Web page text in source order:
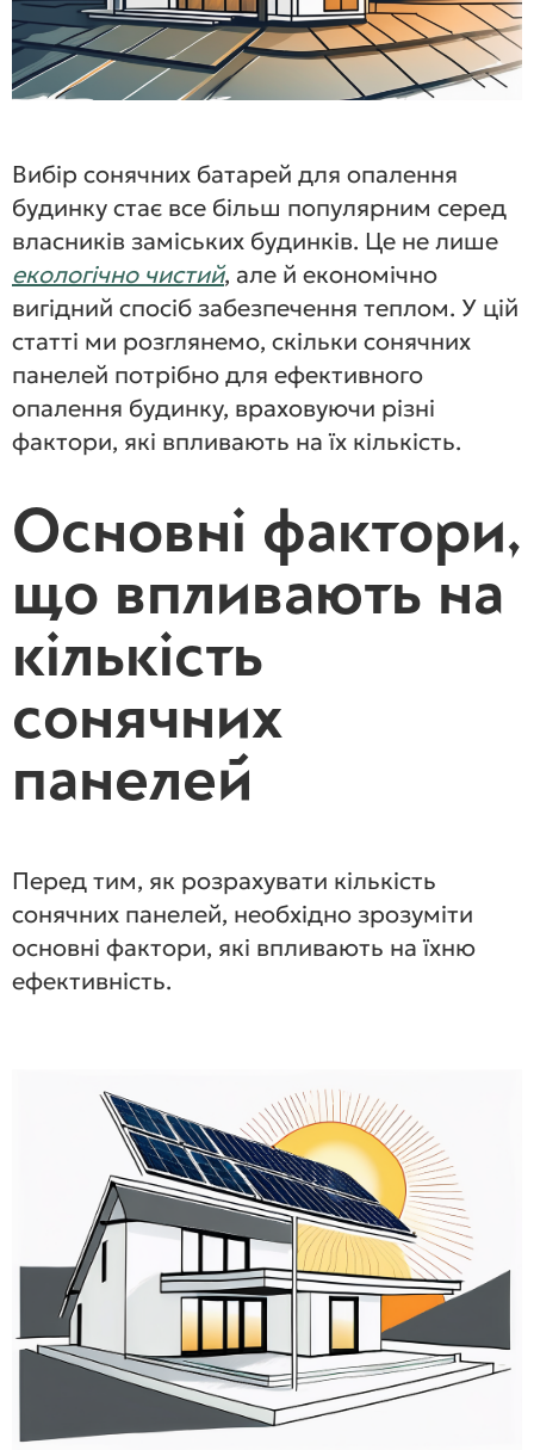
Вибір сонячних батарей для опалення
будинку стає все більш популярним серед
власників заміських будинків. Це не лише
екологічно чистий, але й економічно
вигідний спосіб забезпечення теплом. У цій
статті ми розглянемо, скільки сонячних
панелей потрібно для ефективного
опалення будинку, враховуючи різні
фактори, які впливають на їх кількість.
Основні фактори,
що впливають на
кількість
сонячних
панелей
Перед тим, як розрахувати кількість
сонячних панелей, необхідно зрозуміти
основні фактори, які впливають на їхню
ефективність.